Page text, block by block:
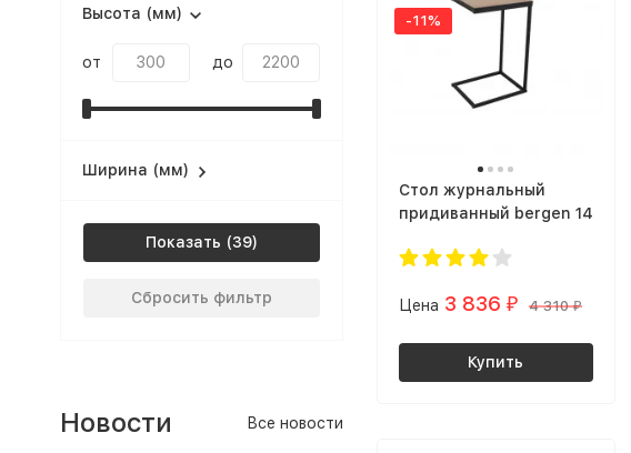
-11%
Стол журнальный
придиванный bergen 14
Цена 3 836 ₽ 4 310₽
Купить
Высота (мм)
от до
Ширина (мм)
Показать
Сбросить фильтр
Новости Все новости